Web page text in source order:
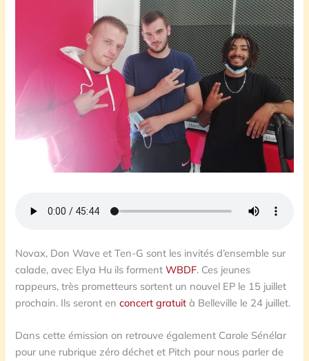
Novax, Don Wave et Ten-G sont les invités d’ensemble sur
calade, avec Elya Hu ils formentWBDF. Ces jeunes
rappeurs, très prometteurs sortent un nouvel EP le 15 juillet
prochain. Ils seront enconcert gratuit à Belleville le 24 juillet.
Dans cette émission on retrouve également Carole Sénélar
pour une rubrique zéro déchet et Pitch pour nous parler de